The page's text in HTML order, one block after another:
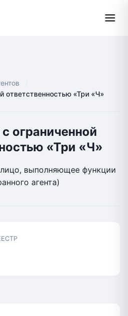
ответственностью «Три «Ч»
ограниченной
«Три «Ч»
выполняющее функции
агента)